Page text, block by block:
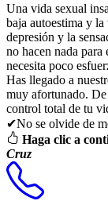
Una vida sexual
baja autoestima y
depresión y la
no hacen nada
necesita poco
Has llegado a
muy afortunado. De
control total de tu
✔No se olvide de
Haga clic a
Cruz